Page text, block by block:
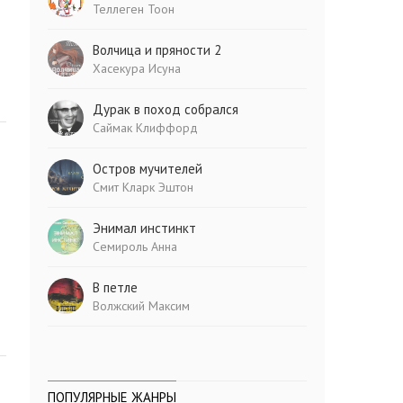
Теллеген Тоон
Волчица и пряности 2
Хасекура Исуна
Дурак в поход собрался
Саймак Клиффорд
Остров мучителей
Смит Кларк Эштон
Энимал инстинкт
Семироль Анна
В петле
Волжский Максим
ПОПУЛЯРНЫЕ ЖАНРЫ